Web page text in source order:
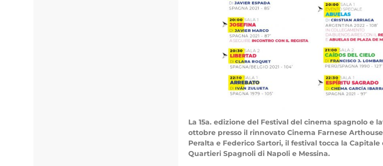
La 15a. edizione del Festival del cinema spagnolo e
ottobre presso il rinnovato Cinema Farnese
Peralta e Federico Sartori, il festival tocca la
Quartieri Spagnoli di Napoli e Messina.